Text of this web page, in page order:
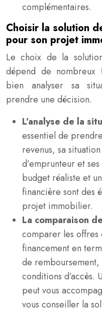
complémentaires.
Choisir la solution
pour son projet
Le choix de la
dépend de
bien analyser sa
prendre une décision.
L’analyse de la
essentiel de
revenus, sa
d’emprunteur et
budget réaliste et
financière sont des
projet immobilier.
La comparaison
comparer les offres
financement en
de remboursement,
conditions
peut vous
vous conseiller la